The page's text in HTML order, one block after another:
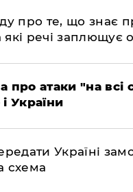
про те, що знає
які речі заплющує
про атаки "на всі
України
Україні
схема